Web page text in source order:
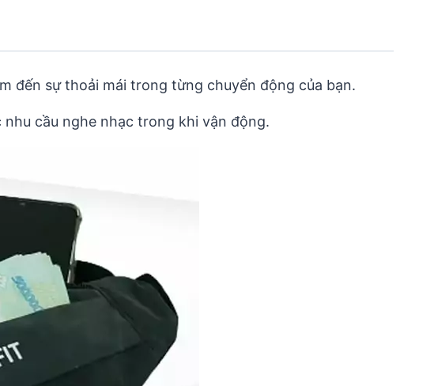
đến sự thoải mái trong từng chuyển động của bạn.
cầu nghe nhạc trong khi vận động.